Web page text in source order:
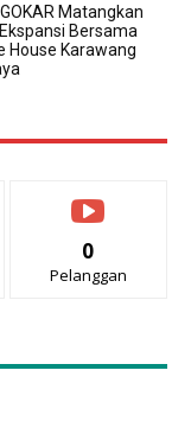
Matangkan
Bersama
House Karawang
0
Pelanggan